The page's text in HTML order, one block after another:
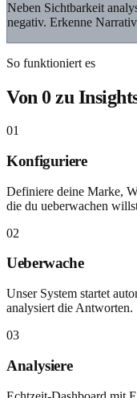
Neben Sichtbarkeit
negativ. Erkenne
So funktioniert es
Von 0 zu
01
Konfiguriere
Definiere deine Marke,
die du ueberwachen
02
Ueberwache
Unser System startet
analysiert die Antworten.
03
Analysiere